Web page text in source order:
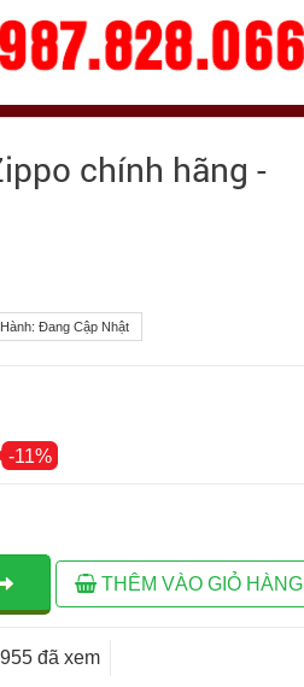
chính hãng -
Hành:Đang Cập Nhật
-11%
THÊM VÀO GIỎ HÀNG
đã xem